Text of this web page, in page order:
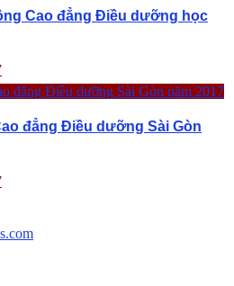
Cao đẳng Điều dưỡng học
đẳng Điều dưỡng Sài Gòn